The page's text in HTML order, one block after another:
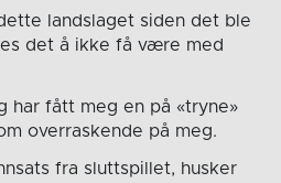
landslaget siden det ble
det å ikke få være med
har fått meg en på «tryne»
overraskende på meg.
fra sluttspillet, husker